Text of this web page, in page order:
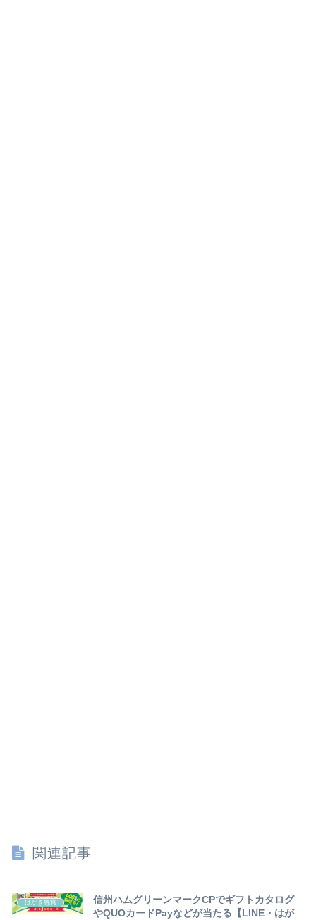
関連記事
はがき懸賞
信州ハムグリーンマークCPでギフトカタログ
やQUOカードPayなどが当たる【LINE・はが